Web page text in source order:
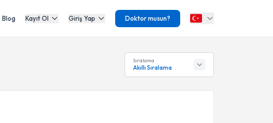
Blog Kayıt Ol Giriş Yap Doktor musun?
Sıralama
Akıllı Sıralama